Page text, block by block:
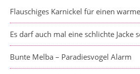
Flauschiges Karnickel für einen
Es darf auch mal eine schlichte Jacke
Bunte Melba – Paradiesvogel Alarm